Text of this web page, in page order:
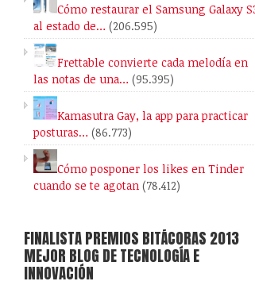
Cómo restaurar el Samsung Galaxy
al estado de… (206.595)
Frettable convierte cada melodía en
las notas de una… (95.395)
Kamasutra Gay, la app para practicar
posturas… (86.773)
Cómo posponer los likes en Tinder
cuando se te agotan (78.412)
FINALISTA PREMIOS BITÁCORAS 2013
MEJOR BLOG DE TECNOLOGÍA E
INNOVACIÓN